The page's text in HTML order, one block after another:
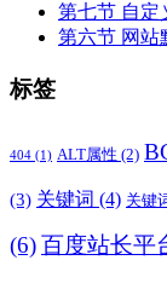
第七节 自定
第六节 网站
标签
404 (1) ALT属性 (2)
(3) 关键词 (4) 关键
(6)百度站长平